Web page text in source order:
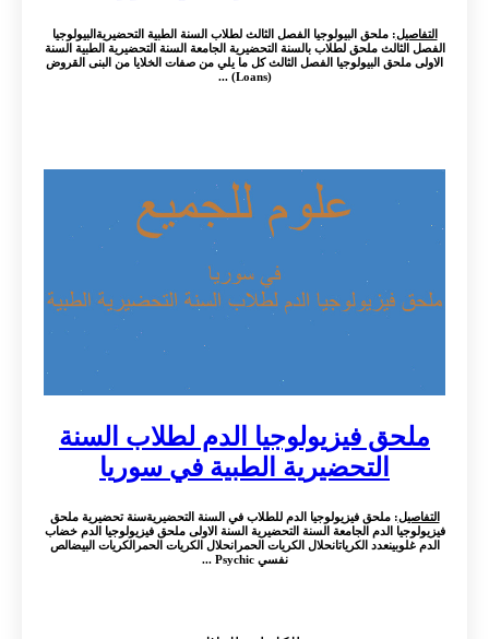
التفاصيل: ملحق البيولوجيا الفصل الثالث لطلاب السنة الطبية التحضيريةالبيولوجيا
الفصل الثالث ملحق لطلاب بالسنة التحضيرية الجامعة السنة التحضيرية الطبية السنة
الاولى ملحق البيولوجيا الفصل الثالث كل ما يلي من صفات الخلايا من البنى القروض
(Loans) ...
ملحق فيزيولوجيا الدم لطلاب السنة
التحضيرية الطبية في سوريا
التفاصيل: ملحق فيزيولوجيا الدم للطلاب في السنة التحضيريةسنة تحضيرية ملحق
فيزيولوجيا الدم الجامعة السنة التحضيرية السنة الاولى ملحق فيزيولوجيا الدم خضاب
الدم غلوبينعدد الكرياتانحلال الكريات الحمرانحلال الكريات الحمرالكريات البيضالص
نفسي Psychic ...